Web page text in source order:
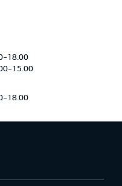
18.00
15.00
18.00